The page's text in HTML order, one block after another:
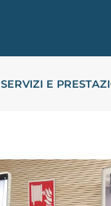
SERVIZI E